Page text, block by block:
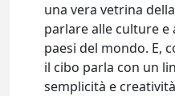
una vera vetrina
parlare alle culture e
paesi del mondo. E,
il cibo parla con un
semplicità e